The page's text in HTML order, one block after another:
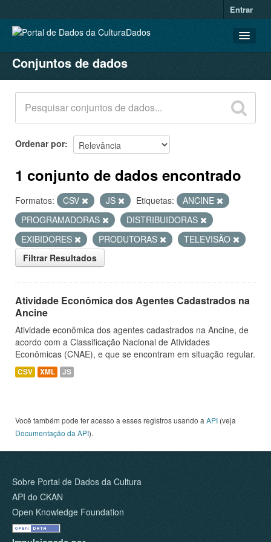
Entrar
CONJUNTOS DE DADOS
ORGANIZAÇÕES
GRUPOS
SOBRE
Conjuntos de dados
Ordenar por
1 conjunto de dados encontrado
Formatos: CSV JS Etiquetas:
ANCINE
PROGRAMADORAS
DISTRIBUIDORAS
EXIBIDORES
PRODUTORAS
TELEVISÃO
Filtrar Resultados
Atividade Econômica dos Agentes Cadastrados na
Ancine
Atividade econômica dos agentes cadastrados na Ancine, de
acordo com a Classificação Nacional de Atividades
Econômicas (CNAE), e que se encontram em situação regular.
CSV XML JS
Você também pode ter acesso a esses registros usando a API (veja
Documentação da API).
Sobre Portal de Dados da Cultura
API do CKAN
Open Knowledge Foundation